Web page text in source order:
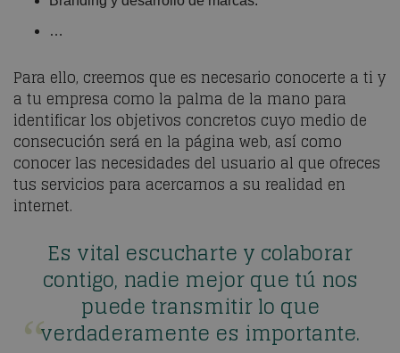
…
Para ello, creemos que es necesario conocerte a ti y
a tu empresa como la palma de la mano para
identificar los objetivos concretos cuyo medio de
consecución será en la página web, así como
conocer las necesidades del usuario al que ofreces
tus servicios para acercarnos a su realidad en
internet.
Es vital escucharte y colaborar
contigo, nadie mejor que tú nos
puede transmitir lo que
verdaderamente es importante.